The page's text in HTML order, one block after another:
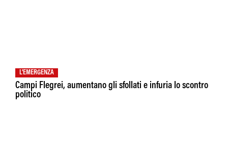
L'EMERGENZA
Campi Flegrei, aumentano gli sfollati e infuria lo scontro
politico